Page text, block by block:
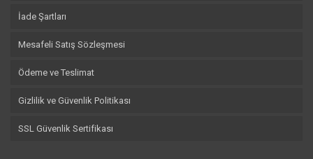
İade Şartları
Mesafeli Satış Sözleşmesi
Ödeme ve Teslimat
Gizlilik ve Güvenlik Politikası
SSL Güvenlik Sertifikası